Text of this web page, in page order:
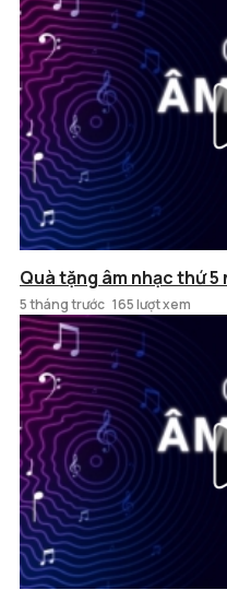
Quà tặng âm nhạc thứ
5 tháng trước 165 lượt xem